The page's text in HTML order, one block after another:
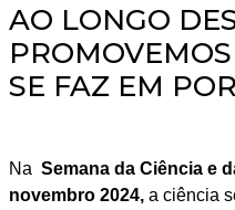
AO LONGO
SE FAZ EM
Na Semana da Ciência e
novembro 2024, a ciência